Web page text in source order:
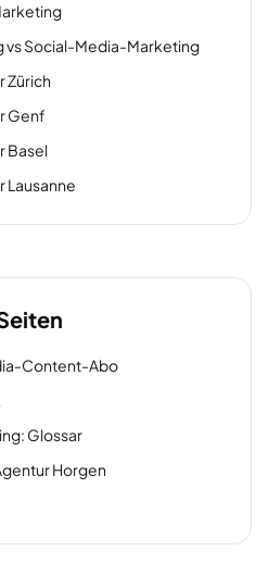
Social-Media-Marketing
Zürich
Genf
Basel
Content-Abo
Glossar
Horgen